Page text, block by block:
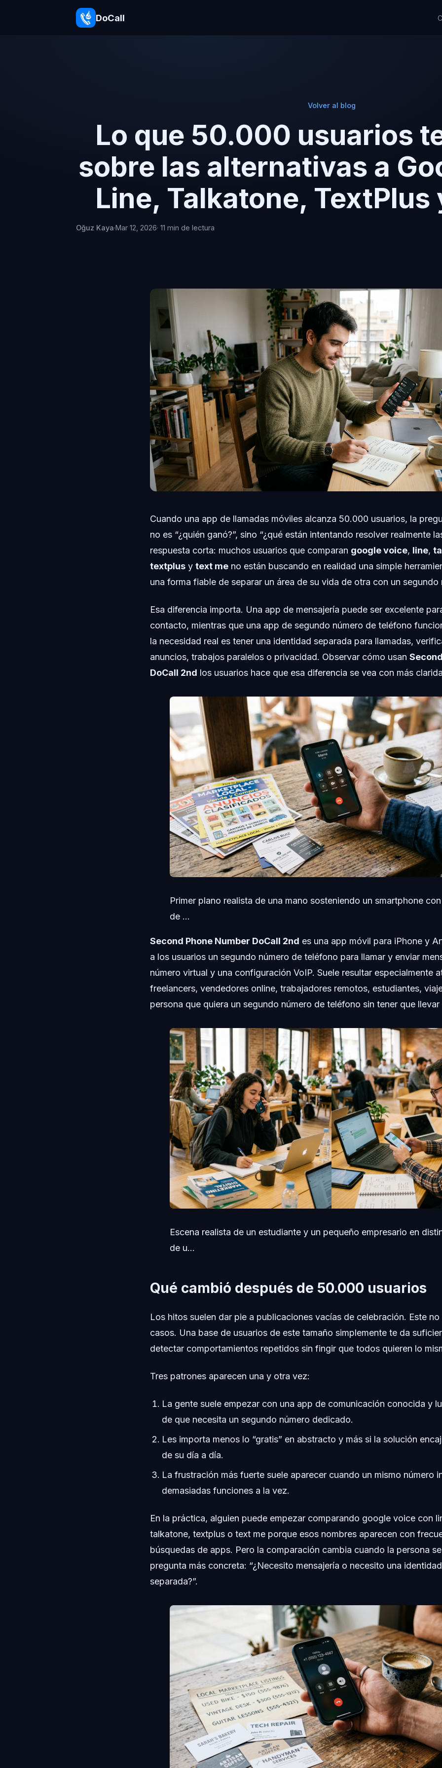
DoCall
Volver al blog
Lo que 50.000 usuarios
sobre las alternativas a
Line, Talkatone, TextPlus
Oğuz Kaya·Mar 12, 2026· 11 min de lectura
Cuando una app de llamadas móviles alcanza 50.000 usuarios, la
no es “¿quién ganó?”, sino “¿qué están intentando resolver realmente
respuesta corta: muchos usuarios que comparan google voice, line,
textplus y text me no están buscando en realidad una simple
una forma fiable de separar un área de su vida de otra con un segundo
Esa diferencia importa. Una app de mensajería puede ser excelente
contacto, mientras que una app de segundo número de teléfono
la necesidad real es tener una identidad separada para llamadas,
anuncios, trabajos paralelos o privacidad. Observar cómo usan
DoCall 2nd los usuarios hace que esa diferencia se vea con más
Primer plano realista de una mano sosteniendo un smartphone
de ...
Second Phone Number DoCall 2nd es una app móvil para iPhone y
a los usuarios un segundo número de teléfono para llamar y enviar
número virtual y una configuración VoIP. Suele resultar especialmente
freelancers, vendedores online, trabajadores remotos, estudiantes,
persona que quiera un segundo número de teléfono sin tener que
Escena realista de un estudiante y un pequeño empresario en
de u...
Qué cambió después de 50.000 usuarios
Los hitos suelen dar pie a publicaciones vacías de celebración. Este
casos. Una base de usuarios de este tamaño simplemente te da
detectar comportamientos repetidos sin fingir que todos quieren lo
Tres patrones aparecen una y otra vez:
La gente suele empezar con una app de comunicación conocida y
de que necesita un segundo número dedicado.
Les importa menos lo “gratis” en abstracto y más si la solución
de su día a día.
La frustración más fuerte suele aparecer cuando un mismo número
demasiadas funciones a la vez.
En la práctica, alguien puede empezar comparando google voice con
talkatone, textplus o text me porque esos nombres aparecen con
búsquedas de apps. Pero la comparación cambia cuando la persona
pregunta más concreta: “¿Necesito mensajería o necesito una
separada?”.